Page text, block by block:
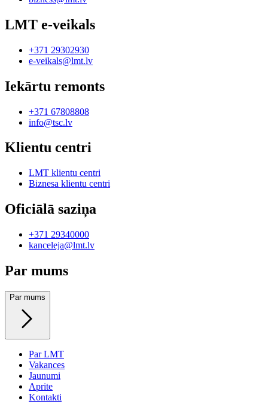
LMT e-veikals
+371 29302930
e-veikals@lmt.lv
Iekārtu remonts
+371 67808808
info@tsc.lv
Klientu centri
LMT klientu centri
Biznesa klientu centri
Oficiālā saziņa
+371 29340000
kanceleja@lmt.lv
Par mums
Par mums
Par LMT
Vakances
Jaunumi
Aprite
Kontakti